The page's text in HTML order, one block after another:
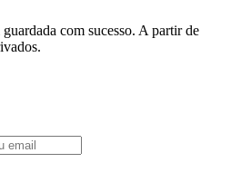
com sucesso. A partir de